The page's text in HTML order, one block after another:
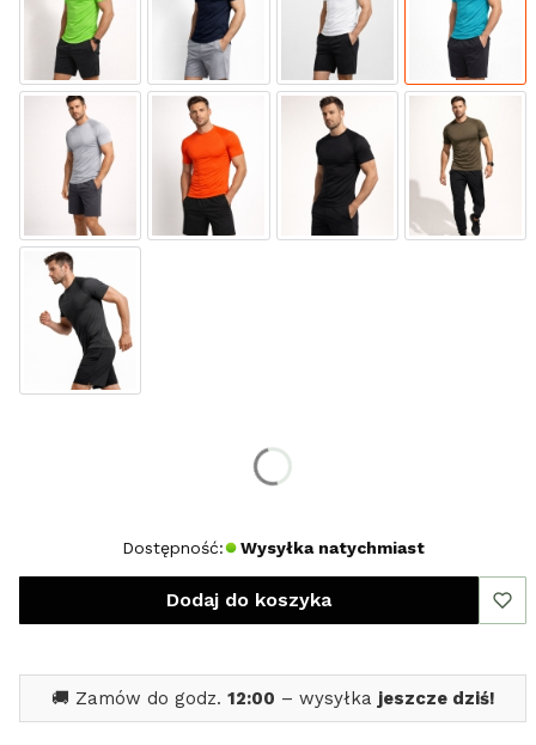
XXL
Dostępność: Wysyłka natychmiast
Dodaj do koszyka
🚚 Zamów do godz. 12:00 – wysyłka jeszcze dziś!